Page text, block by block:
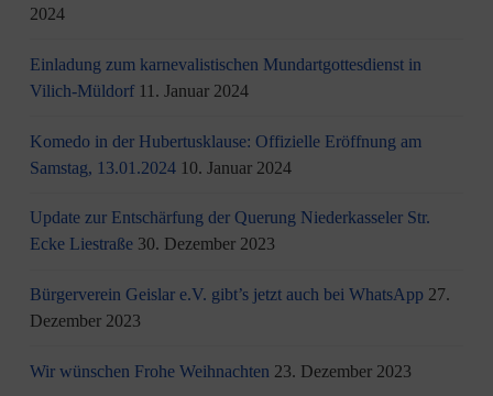
2024
Einladung zum karnevalistischen Mundartgottesdienst in
Vilich-Müldorf 11. Januar 2024
Komedo in der Hubertusklause: Offizielle Eröffnung am
Samstag, 13.01.2024 10. Januar 2024
Update zur Entschärfung der Querung Niederkasseler Str.
Ecke Liestraße 30. Dezember 2023
Bürgerverein Geislar e.V. gibt’s jetzt auch bei WhatsApp 27.
Dezember 2023
Wir wünschen Frohe Weihnachten 23. Dezember 2023